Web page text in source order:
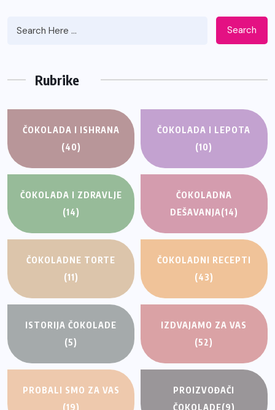
Search
Rubrike
ČOKOLADA I ISHRANA
(40)
ČOKOLADA I LEPOTA
(10)
ČOKOLADA I ZDRAVLJE
(14)
ČOKOLADNA
DEŠAVANJA(14)
ČOKOLADNE TORTE
(11)
ČOKOLADNI RECEPTI
(43)
ISTORIJA ČOKOLADE
(5)
IZDVAJAMO ZA VAS
(52)
PROBALI SMO ZA VAS
(19)
PROIZVOĐAČI
ČOKOLADE(9)